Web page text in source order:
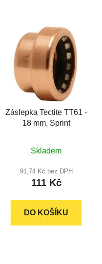
Záslepka Tectite TT61 -
18 mm, Sprint
Skladem
91,74 Kč bez DPH
111 Kč
DO KOŠÍKU